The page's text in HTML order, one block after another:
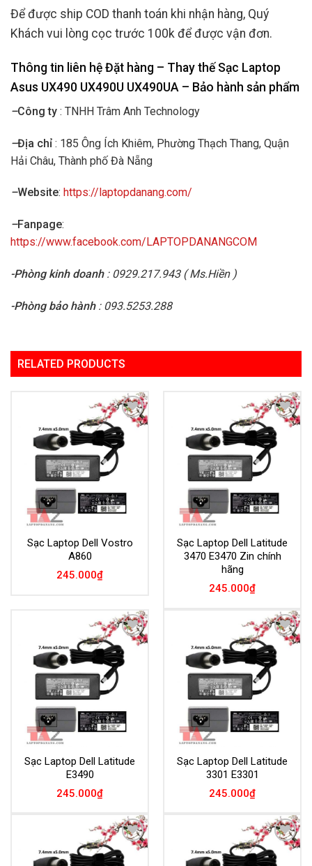
Để được ship COD thanh toán khi nhận hàng, Quý
Khách vui lòng cọc trước 100k để được vận đơn.
Thông tin liên hệ Đặt hàng – Thay thế Sạc Laptop
Asus UX490 UX490U UX490UA – Bảo hành sản phẩm
–Công ty : TNHH Trâm Anh Technology
–Địa chỉ : 185 Ông Ích Khiêm, Phường Thạch Thang, Quận
Hải Châu, Thành phố Đà Nẵng
–Website: https://laptopdanang.com/
–Fanpage:
https://www.facebook.com/LAPTOPDANANGCOM
-Phòng kinh doanh: 0929.217.943 ( Ms.Hiền )
-Phòng bảo hành: 093.5253.288
RELATED PRODUCTS
Add to
Wishlist
Sạc Laptop Dell Vostro
A860
245.000₫
Add to
Wishlist
Sạc Laptop Dell Latitude
3470 E3470 Zin chính
hãng
245.000₫
Add to
Wishlist
Sạc Laptop Dell Latitude
E3490
245.000₫
Add to
Wishlist
Sạc Laptop Dell Latitude
3301 E3301
245.000₫
Add to
Wishlist
Add to
Wishlist